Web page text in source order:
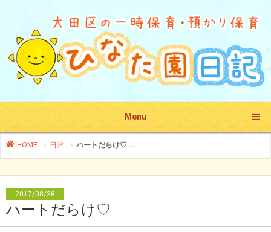
Menu
HOME 日常 ハートだらけ♡...
2017/08/28
ハートだらけ♡